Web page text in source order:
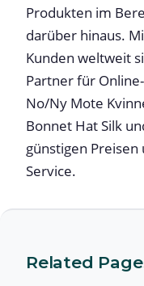
Produkten im
darüber hinaus.
Kunden weltweit
Partner für
No/Ny Mote
Bonnet Hat Silk
günstigen
Service.
Related